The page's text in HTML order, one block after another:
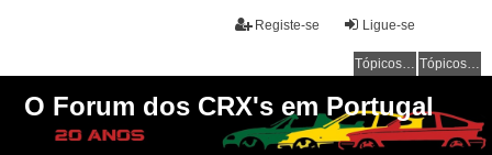
Ligue-se
Registe-se
Tópicos sem resposta Tópicos ativos
O Forum dos CRX's em Portugal